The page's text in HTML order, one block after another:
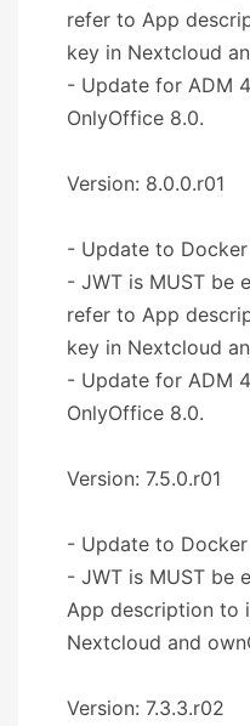
refer to App
key in Nextcloud
- Update for ADM
OnlyOffice 8.0.
Version: 8.0.0.r01
- Update to
- JWT is MUST be
refer to App
key in Nextcloud
- Update for ADM
OnlyOffice 8.0.
Version: 7.5.0.r01
- Update to Docker
- JWT is MUST be
App description to
Nextcloud and
Version: 7.3.3.r02